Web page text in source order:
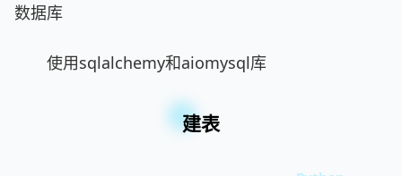
数据库
使用sqlalchemy和aiomysql库
建表